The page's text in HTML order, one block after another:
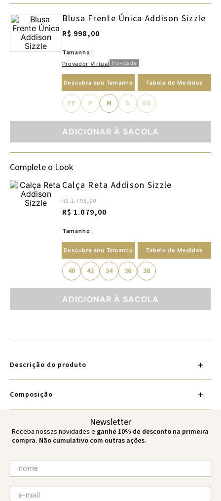
Blusa Frente Única Addison Sizzle
R$ 998,00
Tamanho:
Provador Virtual Novidade
Descubra seu Tamanho Tabela de Medidas
PP P M G GG
ADICIONAR À SACOLA
Complete o Look
Calça Reta Addison Sizzle
R$ 1.798,00
R$ 1.079,00
Tamanho:
Descubra seu Tamanho Tabela de Medidas
40 42 34 36 38
ADICIONAR À SACOLA
Descrição do produto
Composição
Newsletter
Receba nossas novidades e ganhe 10% de desconto na primeira
compra. Não cumulativo com outras ações.